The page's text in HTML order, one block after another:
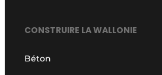
CONSTRUIRE LA WALLONIE
Béton